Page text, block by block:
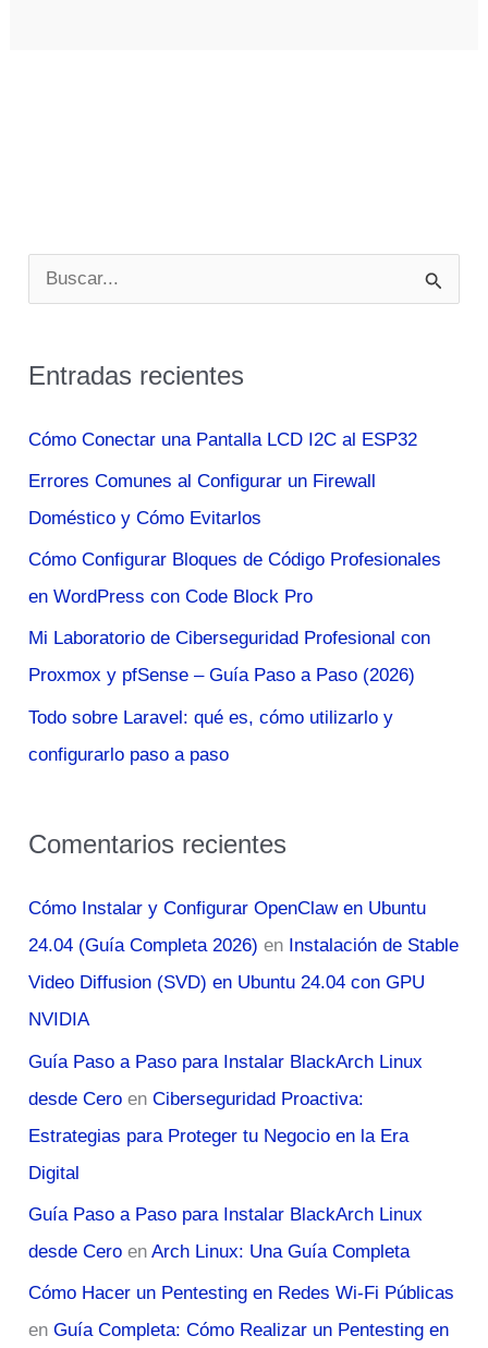
u
c
p
o
r
:
Entradas recientes
Cómo Conectar una Pantalla LCD I2C al ESP32
Errores Comunes al Configurar un Firewall
Doméstico y Cómo Evitarlos
Cómo Configurar Bloques de Código Profesionales
en WordPress con Code Block Pro
Mi Laboratorio de Ciberseguridad Profesional con
Proxmox y pfSense – Guía Paso a Paso (2026)
Todo sobre Laravel: qué es, cómo utilizarlo y
configurarlo paso a paso
Comentarios recientes
Cómo Instalar y Configurar OpenClaw en Ubuntu
24.04 (Guía Completa 2026) en Instalación de Stable
Video Diffusion (SVD) en Ubuntu 24.04 con GPU
NVIDIA
Guía Paso a Paso para Instalar BlackArch Linux
desde Cero enCiberseguridad Proactiva:
Estrategias para Proteger tu Negocio en la Era
Digital
Guía Paso a Paso para Instalar BlackArch Linux
desde Cero enArch Linux: Una Guía Completa
Cómo Hacer un Pentesting en Redes Wi-Fi Públicas
enGuía Completa: Cómo Realizar un Pentesting en